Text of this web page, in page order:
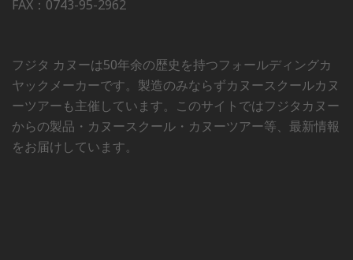
FAX：0743-95-2962
フジタ カヌーは50年余の歴史を持つフォールディングカ
ヤックメーカーです。製造のみならずカヌースクールカヌ
ーツアーも主催しています。このサイトではフジタカヌー
からの製品・カヌースクール・カヌーツアー等、最新情報
をお届けしています。